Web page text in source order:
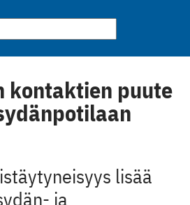
kontaktien puute
lisää
ja